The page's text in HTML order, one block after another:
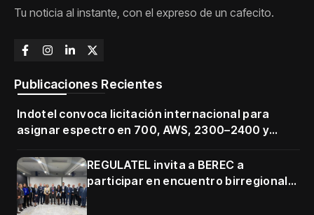
Tu noticia al instante, con el expreso de un cafecito.
Publicaciones Recientes
Indotel convoca licitación internacional para
asignar espectro en 700, AWS, 2300–2400 y
REGULATEL invita a BEREC a
participar en encuentro birregional